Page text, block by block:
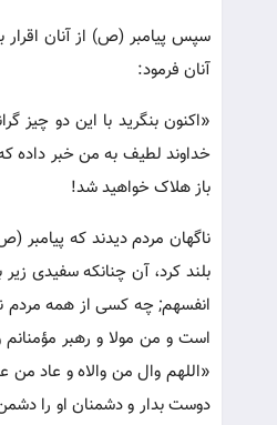
سپس پیامبر (ص) از آنان
آنان فرمود:
«اکنون بنگرید با این دو چیز
خداوند لطیف به من خبر داده
باز هلاک خواهید شد!
ناگهان مردم دیدند که
بلند کرد، آن چنانکه سفیدی
انفسهم; چه کسی از همه مردم
است و من مولا و رهبر
«اللهم وال من والاه و عاد
دوست بدار و دشمنان او را